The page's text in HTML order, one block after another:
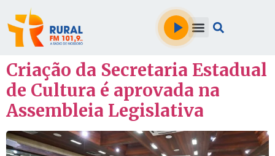
Criação da Secretaria Estadual
de Cultura é aprovada na
Assembleia Legislativa